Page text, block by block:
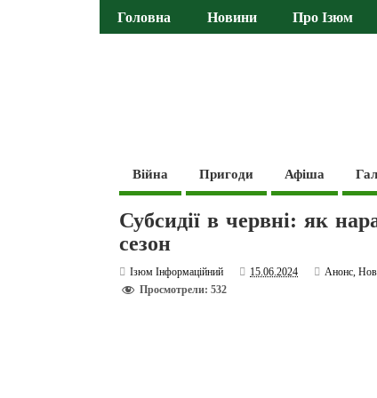
Головна Новини Про Ізюм
Війна Пригоди Афіша
Субсидії в червні: як
сезон
Ізюм Інформаційний 15.06.2024 Анонс,
Просмотрели: 532